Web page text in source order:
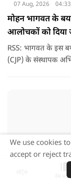
07 Aug, 2026
मोहन भागवत के
आलोचकों को दिया
RSS: भागवत के इस बयान के अगले ही दिन 'कॉकरोच जनता पार्टी'
(CJP) के संस्थापक
वेब
We use cookies
accept or reject